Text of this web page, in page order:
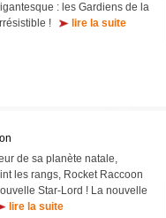
: les Gardiens de la
!
lire la suite
de sa planète natale,
les rangs, Rocket Raccoon
Star-Lord ! La nouvelle
lire la suite